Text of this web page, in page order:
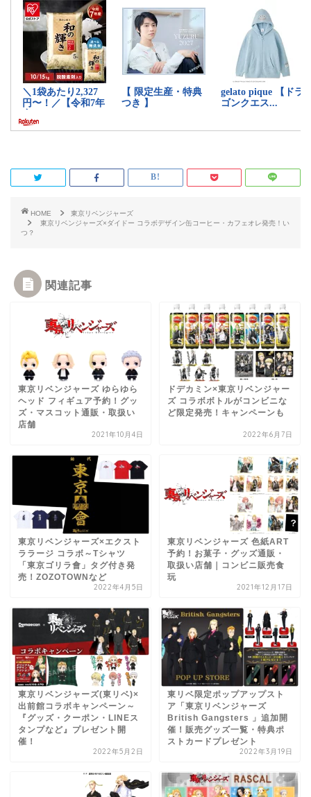
HOME
東京リベンジャーズ
東京リベンジャーズ×ダイドー コラボデザイン缶コーヒー・カフェオレ発売！い
つ？
関連記事
東京リベンジャーズ ゆらゆら
ヘッド フィギュア予約！グッ
ズ・マスコット通販・取扱い
店舗
2021年10月4日
ドデカミン×東京リベンジャー
ズ コラボボトルがコンビニな
ど限定発売！キャンペーンも
2022年6月7日
東京リベンジャーズ×エクスト
ララージ コラボ～Tシャツ
「東京ゴリラ會」タグ付き発
売！ZOZOTOWNなど
2022年4月5日
東京リベンジャーズ 色紙ART
予約！お菓子・グッズ通販・
取扱い店舗｜コンビニ販売食
玩
2021年12月17日
東京リベンジャーズ(東リベ)×
出前館コラボキャンペーン～
『グッズ・クーポン・LINEス
タンプなど』プレゼント開
催！
2022年5月2日
東リベ限定ポップアップスト
ア「東京リベンジャーズ
British Gangsters 」追加開
催！販売グッズ一覧・特典ポ
ストカードプレゼント
2022年3月19日